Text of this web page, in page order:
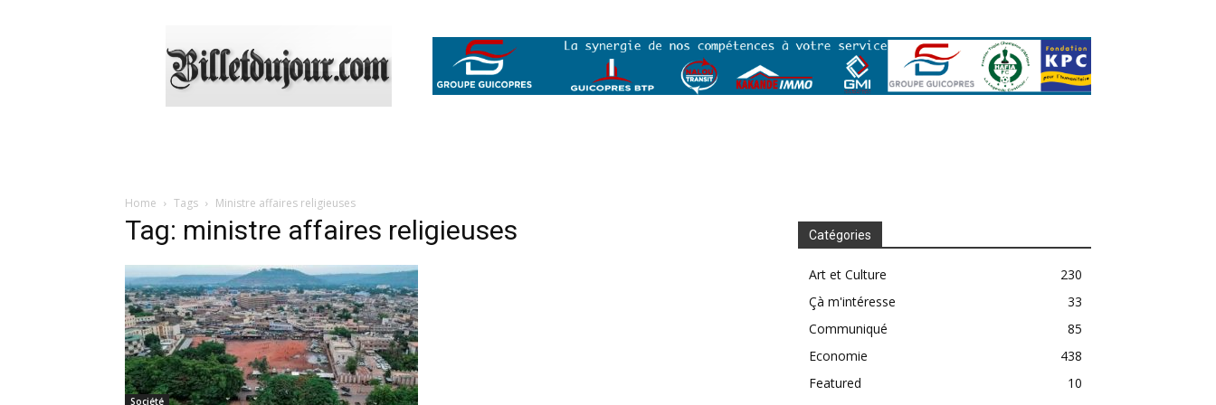
Home Tags Ministre affaires religieuses
Tag: ministre affaires religieuses
Société
Catégories
Art et Culture
230
Çà m'intéresse
33
Communiqué
85
Economie
438
Featured
10